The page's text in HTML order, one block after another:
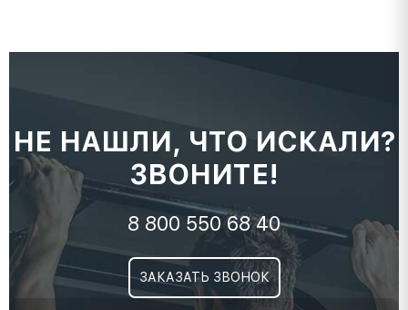
НЕ НАШЛИ, ЧТО ИСКАЛИ?
ЗВОНИТЕ!
8 800 550 68 40
ЗАКАЗАТЬ ЗВОНОК